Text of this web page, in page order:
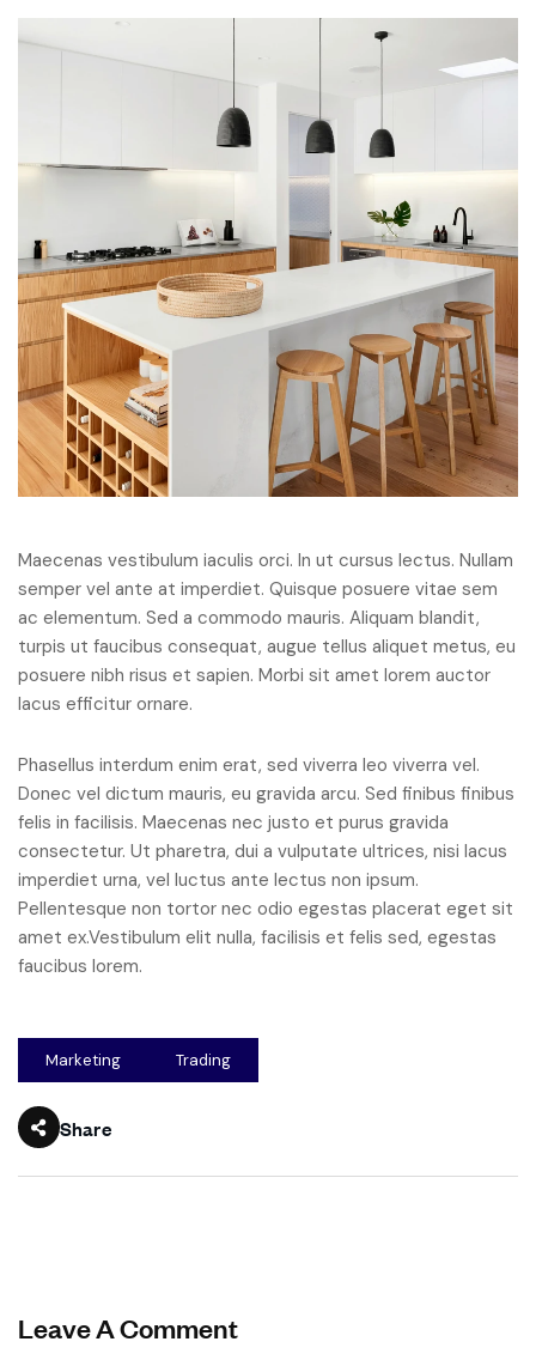
Maecenas vestibulum iaculis orci. In ut cursus lectus. Nullam
semper vel ante at imperdiet. Quisque posuere vitae sem
ac elementum. Sed a commodo mauris. Aliquam blandit,
turpis ut faucibus consequat, augue tellus aliquet metus, eu
posuere nibh risus et sapien. Morbi sit amet lorem auctor
lacus efficitur ornare.
Phasellus interdum enim erat, sed viverra leo viverra vel.
Donec vel dictum mauris, eu gravida arcu. Sed finibus finibus
felis in facilisis. Maecenas nec justo et purus gravida
consectetur. Ut pharetra, dui a vulputate ultrices, nisi lacus
imperdiet urna, vel luctus ante lectus non ipsum.
Pellentesque non tortor nec odio egestas placerat eget sit
amet ex.Vestibulum elit nulla, facilisis et felis sed, egestas
faucibus lorem.
Marketing Trading
Share
Leave A Comment